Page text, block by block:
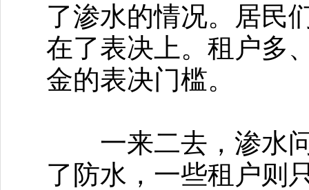
了渗水的情况。居民
在了表决上。租户多
金的表决门槛。
一来二去，渗水问
了防水，一些租户则